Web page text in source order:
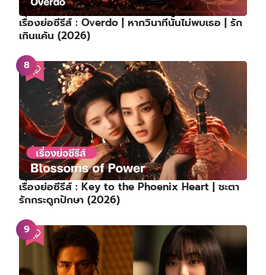
เรื่องย่อซีรีส์ : Overdo | หากวินาทีนั้นไม่พบเธอ | รัก
เกินแค้น (2026)
เรื่องย่อซีรีส์ : Key to the Phoenix Heart | ชะตา
รักกระดูกปักษา (2026)